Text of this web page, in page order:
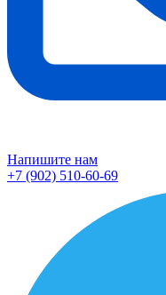
Напишите нам
+7 (902) 510-60-69